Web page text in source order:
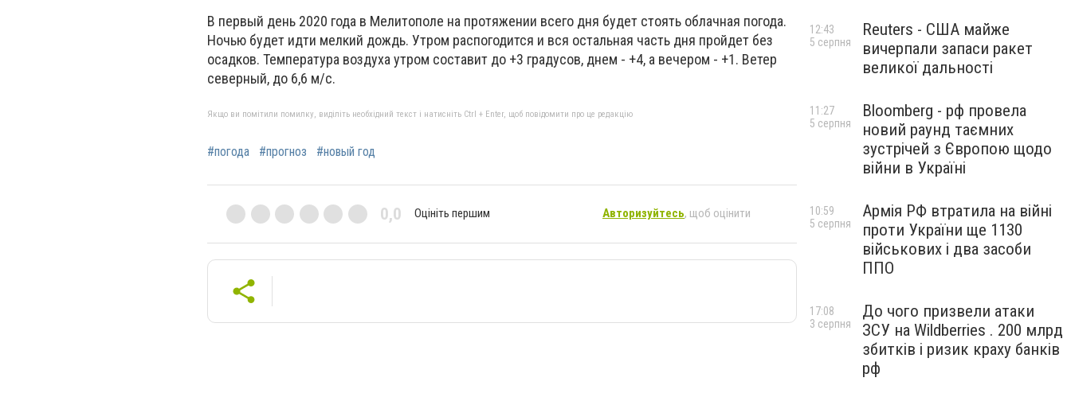
В первый день 2020 года в Мелитополе на протяжении всего дня будет стоять облачная погода.
Ночью будет идти мелкий дождь. Утром распогодится и вся остальная часть дня пройдет без
осадков. Температура воздуха утром составит до +3 градусов, днем - +4, а вечером - +1. Ветер
северный, до 6,6 м/с.
Якщо ви помітили помилку, виділіть необхідний текст і натисніть Ctrl + Enter, щоб повідомити про це редакцію
#погода #прогноз #новый год
0,0 Оцініть першим Авторизуйтесь, щоб оцінити
Reuters - США майже
вичерпали запаси ракет
великої дальності
12:43
5 серпня
Bloomberg - рф провела
новий раунд таємних
зустрічей з Європою щодо
війни в Україні
11:27
5 серпня
Армія РФ втратила на війні
проти України ще 1130
військових і два засоби
ППО
10:59
5 серпня
До чого призвели атаки
ЗСУ на Wildberries . 200 млрд
збитків і ризик краху банків
рф
17:08
3 серпня